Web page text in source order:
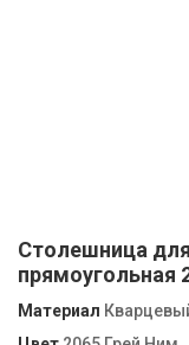
Столешница для
прямоугольная
Материал